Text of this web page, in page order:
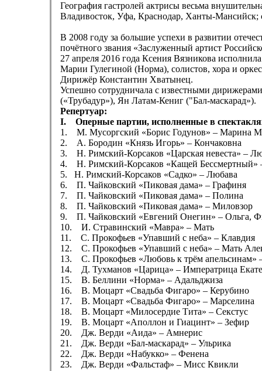
География гастролей актрисы весьма
Владивосток, Уфа, Краснодар, Ханты-
В 2008 году за большие успехи в развитии
почётного звания «Заслуженный артист
27 апреля 2016 года Ксения Вязникова
Марии Гулегиной (Норма), солистов, хора и
Дирижёр Константин Хватынец.
Успешно сотрудничала с известными
(«Трубадур»), Ян Латам-Кениг ("Бал-маскарад»).
Репертуар:
I. Оперные партии, исполненные в
1. М. Мусоргский «Борис Годунов» – Марина
2. А. Бородин «Князь Игорь» – Кончаковна
3. Н. Римский-Корсаков «Царская невеста» –
4. Н. Римский-Корсаков «Кащей Бессмертный»
5. Н. Римский-Корсаков «Садко» – Любава
6. П. Чайковский «Пиковая дама» – Графиня
7. П. Чайковский «Пиковая дама» – Полина
8. П. Чайковский «Пиковая дама» – Миловзор
9. П. Чайковский «Евгений Онегин» – Ольга,
10. И. Стравинский «Мавра» – Мать
11. С. Прокофьев «Упавший с неба» – Клавдия
12. С. Прокофьев «Упавший с неба» – Мать
13. С. Прокофьев «Любовь к трём апельсинам»
14. Д. Тухманов «Царица» – Императрица
15. В. Беллини «Норма» – Адальджиза
16. В. Моцарт «Свадьба Фигаро» – Керубино
17. В. Моцарт «Свадьба Фигаро» – Марселина
18. В. Моцарт «Милосердие Тита» – Секстус
19. В. Моцарт «Аполлон и Гиацинт» – Зефир
20. Дж. Верди «Аида» – Амнерис
21. Дж. Верди «Бал-маскарад» – Ульрика
22. Дж. Верди «Набукко» – Фенена
23. Дж. Верди «Фальстаф» – Мисс Квикли